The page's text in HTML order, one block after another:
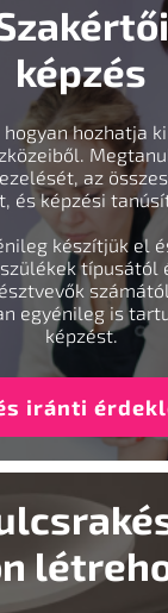
képzés
hozhatja
az
és képzési
készítjük el
típusától
egyénileg is
képzést.
iránti